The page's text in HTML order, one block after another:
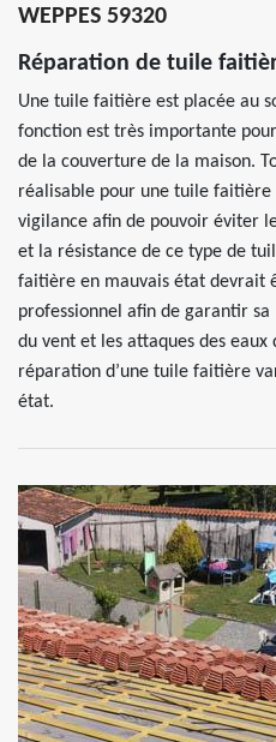
WEPPES 59320
Réparation de tuile
Une tuile faitière est placée au
fonction est très importante
de la couverture de la maison.
réalisable pour une tuile faitière
vigilance afin de pouvoir éviter
et la résistance de ce type de
faitière en mauvais état devrait
professionnel afin de garantir sa
du vent et les attaques des
réparation d’une tuile faitière
état.